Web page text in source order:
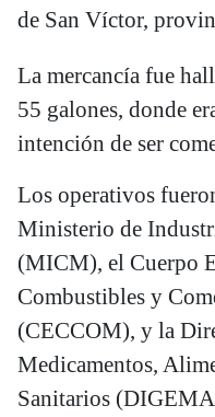
de San Víctor,
La mercancía fue
55 galones, donde
intención de ser
Los operativos
Ministerio de
(MICM), el Cuerpo
Combustibles y
(CECCOM), y la
Medicamentos,
Sanitarios